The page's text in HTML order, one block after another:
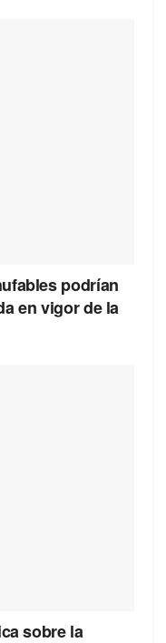
podrían
en vigor de la
sobre la